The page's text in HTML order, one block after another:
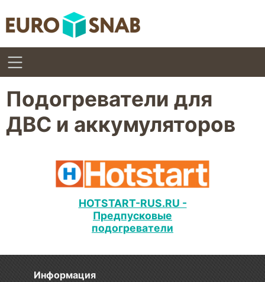
Подогреватели для
ДВС и аккумуляторов
HOTSTART-RUS.RU -
Предпусковые
подогреватели
Информация